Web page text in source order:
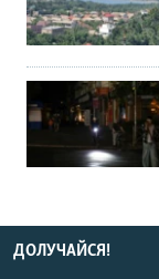
ДОЛУЧАЙСЯ!